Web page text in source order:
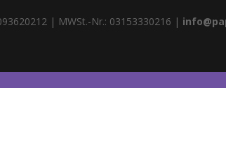
| MWSt.-Nr.: 03153330216 |